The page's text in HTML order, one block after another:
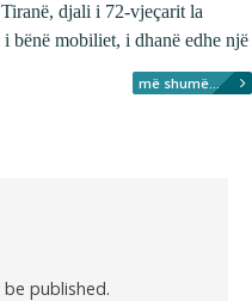
djali i 72-vjeçarit la
bënë mobiliet, i dhanë edhe një
më shumë...
published.